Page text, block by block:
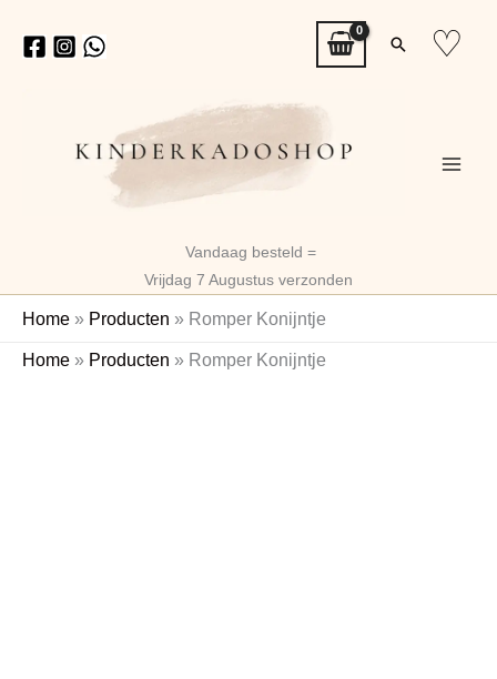
naar
Zoeken
♡
Vandaag besteld =
Vrijdag 7 Augustus verzonden
Home » Producten » Romper Konijntje
Home » Producten » Romper Konijntje
Oorspronkelijke
Huidige
Romper